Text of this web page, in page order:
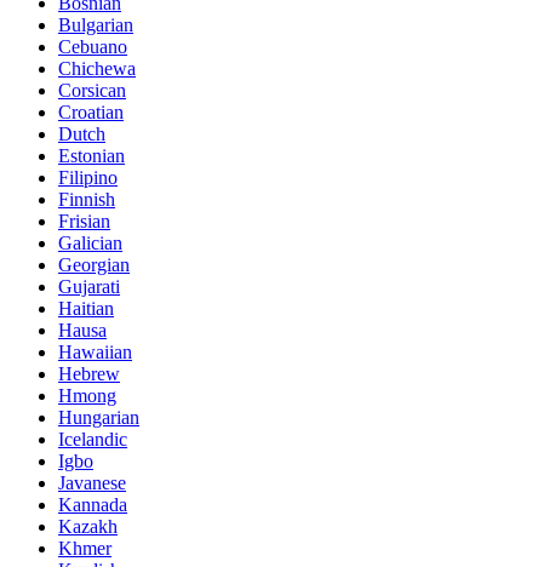
Bulgarian
Cebuano
Chichewa
Corsican
Croatian
Dutch
Estonian
Filipino
Finnish
Frisian
Galician
Georgian
Gujarati
Haitian
Hausa
Hawaiian
Hebrew
Hmong
Hungarian
Icelandic
Igbo
Javanese
Kannada
Kazakh
Khmer